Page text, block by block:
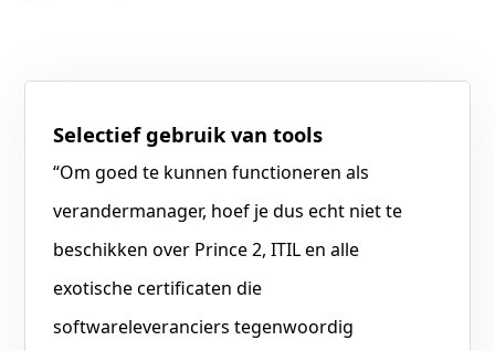
Selectief gebruik van tools
“Om goed te kunnen functioneren als
verandermanager, hoef je dus echt niet te
beschikken over Prince 2, ITIL en alle
exotische certificaten die
softwareleveranciers tegenwoordig